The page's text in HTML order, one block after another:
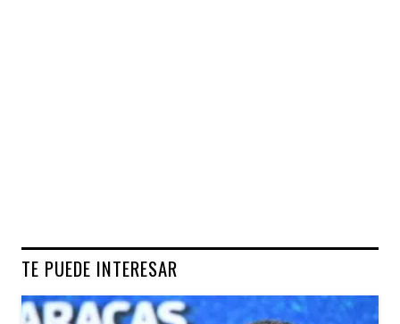
TE PUEDE INTERESAR